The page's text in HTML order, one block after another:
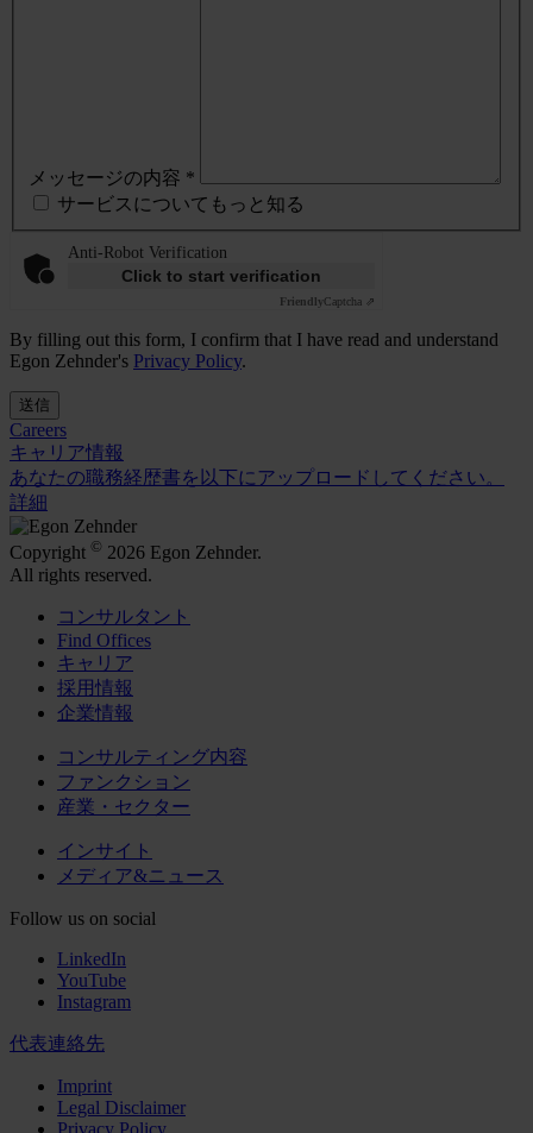
メッセージの内容 *
サービスについてもっと知る
Anti-Robot Verification
Click to start verification
FriendlyCaptcha ⇗
By filling out this form, I confirm that I have read and understand
Egon Zehnder's Privacy Policy.
送信
Careers
キャリア情報
あなたの職務経歴書を以下にアップロードしてください。
詳細
Copyright © 2026 Egon Zehnder.
All rights reserved.
コンサルタント
Find Offices
キャリア
採用情報
企業情報
コンサルティング内容
ファンクション
産業・セクター
インサイト
メディア&ニュース
Follow us on social
LinkedIn
YouTube
Instagram
代表連絡先
Imprint
Legal Disclaimer
Privacy Policy